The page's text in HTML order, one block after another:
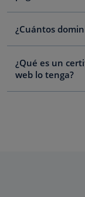
¿Cuántos
¿Qué es un
web lo tenga?